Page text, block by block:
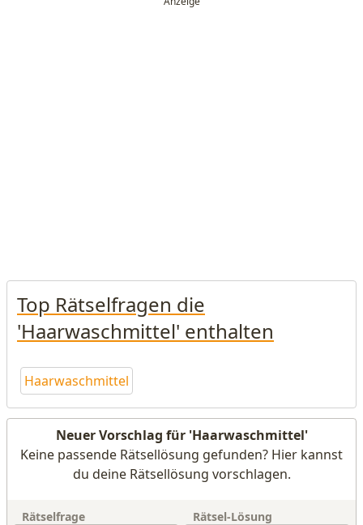
Top Rätselfragen die
'Haarwaschmittel' enthalten
Haarwaschmittel
Neuer Vorschlag für 'Haarwaschmittel'
Keine passende Rätsellösung gefunden? Hier kannst
du deine Rätsellösung vorschlagen.
Rätselfrage Rätsel-Lösung